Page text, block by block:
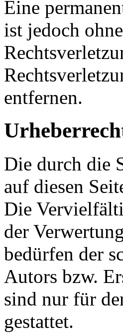
Eine
ist jedoch
entfernen.
Die durch die
auf diesen
Die
der
bedürfen der
Autors bzw.
sind nur für
gestattet.